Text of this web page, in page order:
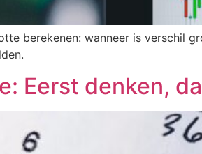
berekenen: wanneer is verschil
Eerst denken,